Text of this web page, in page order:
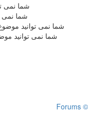
شما نمی
شما نمی
شما نمی توانید
شما نمی توانید
Forums ©